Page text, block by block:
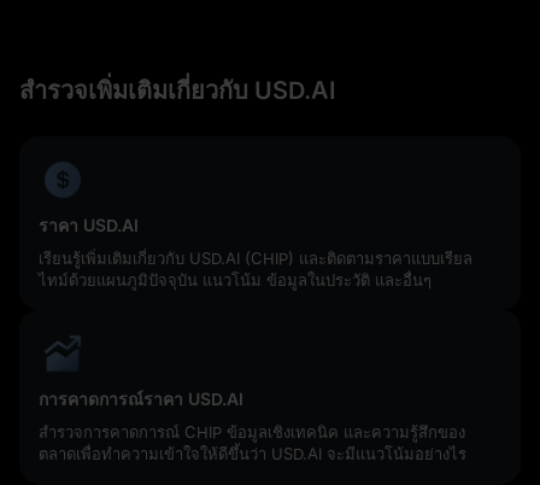
สำรวจเพิ่มเติมเกี่ยวกับ USD.AI
ราคา USD.AI
เรียนรู้เพิ่มเติมเกี่ยวกับ USD.AI (CHIP) และติดตามราคาแบบเรียล
ไทม์ด้วยแผนภูมิปัจจุบัน แนวโน้ม ข้อมูลในประวัติ และอื่นๆ
การคาดการณ์ราคา USD.AI
สำรวจการคาดการณ์ CHIP ข้อมูลเชิงเทคนิค และความรู้สึกของ
ตลาดเพื่อทำความเข้าใจให้ดีขึ้นว่า USD.AI จะมีแนวโน้มอย่างไร